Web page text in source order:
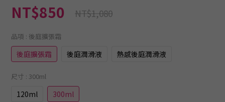
NT$1,080
NT$850
品項 : 後庭擴張霜
後庭擴張霜 後庭潤滑液 熱感後庭潤滑液
尺寸 : 300ml
120ml 300ml